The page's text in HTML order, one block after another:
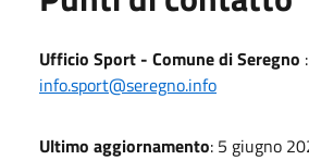
Ufficio Sport - Comune di Seregno :
info.sport@seregno.info
Ultimo aggiornamento: 5 giugno